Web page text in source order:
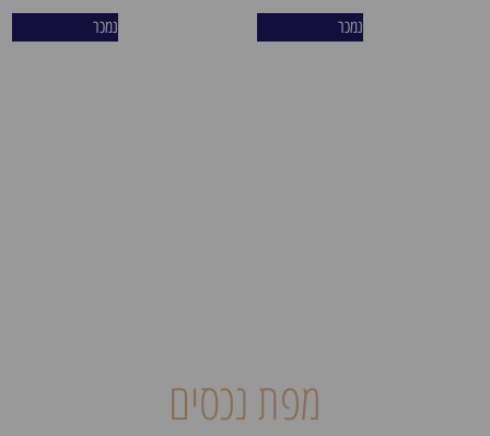
שכונת פריסטרי – "צפון תל
אביב של אתונה". בחירתם
נמכר נמכר
מפת נכסים